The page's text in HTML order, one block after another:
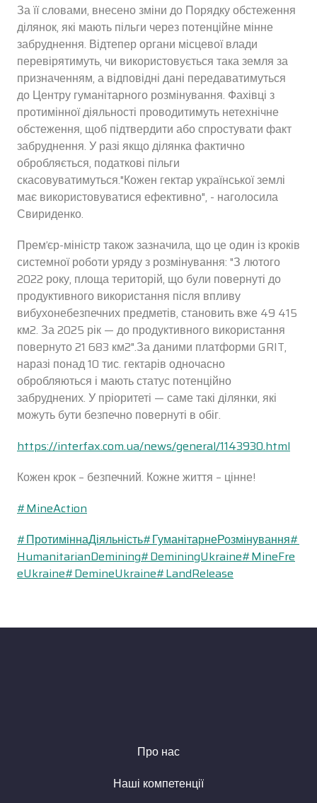
За її словами, внесено зміни до Порядку обстеження
ділянок, які мають пільги через потенційне мінне
забруднення. Відтепер органи місцевої влади
перевірятимуть, чи використовується така земля за
призначенням, а відповідні дані передаватимуться
до Центру гуманітарного розмінування. Фахівці з
протимінної діяльності проводитимуть нетехнічне
обстеження, щоб підтвердити або спростувати факт
забруднення. У разі якщо ділянка фактично
обробляється, податкові пільги
скасовуватимуться."Кожен гектар української землі
має використовуватися ефективно", - наголосила
Свириденко.
Премʼєр-міністр також зазначила, що це один із кроків
системної роботи уряду з розмінування: "З лютого
2022 року, площа територій, що були повернуті до
продуктивного використання після впливу
вибухонебезпечних предметів, становить вже 49 415
км2. За 2025 рік — до продуктивного використання
повернуто 21 683 км2".За даними платформи GRIT,
наразі понад 10 тис. гектарів одночасно
обробляються і мають статус потенційно
забруднених. У пріоритеті — саме такі ділянки, які
можуть бути безпечно повернуті в обіг.
https://interfax.com.ua/news/general/1143930.html
Кожен крок – безпечний. Кожне життя – цінне!
#MineAction
#ПротиміннаДіяльність#ГуманітарнеРозмінування#
HumanitarianDemining#DeminingUkraine#MineFre
eUkraine#DemineUkraine#LandRelease
Про нас
Наші компетенції